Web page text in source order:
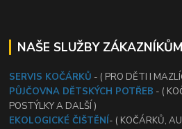
NAŠE SLUŽBY
SERVIS KOČÁRKŮ - ( PRO DĚTI I
PŮJČOVNA DĚTSKÝCH POTŘEB - (
POSTÝLKY A DALŠÍ )
EKOLOGICKÉ ČIŠTĚNÍ- ( KOČÁRKŮ,